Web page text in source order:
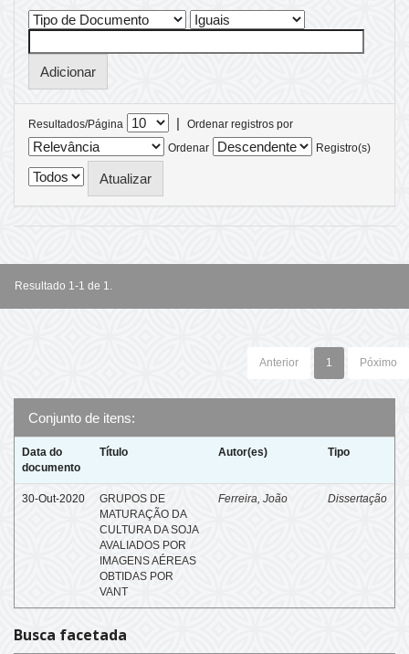
Resultados/Página |
Ordenar registros por
Ordenar
Registro(s)
Resultado 1-1 de 1.
Anterior 1 Póximo
Conjunto de itens:
Data do
documento
Título Autor(es) Tipo
30-Out-2020
GRUPOS DE
MATURAÇÃO DA
CULTURA DA SOJA
AVALIADOS POR
IMAGENS AÉREAS
OBTIDAS POR
VANT
Ferreira, João Dissertação
Busca facetada